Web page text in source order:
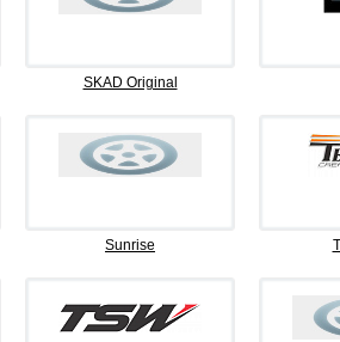
SKAD Original
Sunrise